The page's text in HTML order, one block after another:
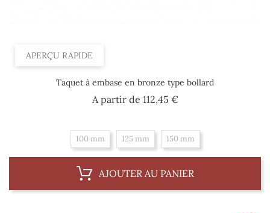
APERÇU RAPIDE
Taquet à embase en bronze type bollard
A partir de 112,45 €Prix
100 mm 125 mm 150 mm
AJOUTER AU PANIER